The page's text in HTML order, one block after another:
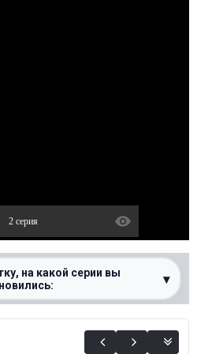
2 серия
на какой серии вы
▾
0%